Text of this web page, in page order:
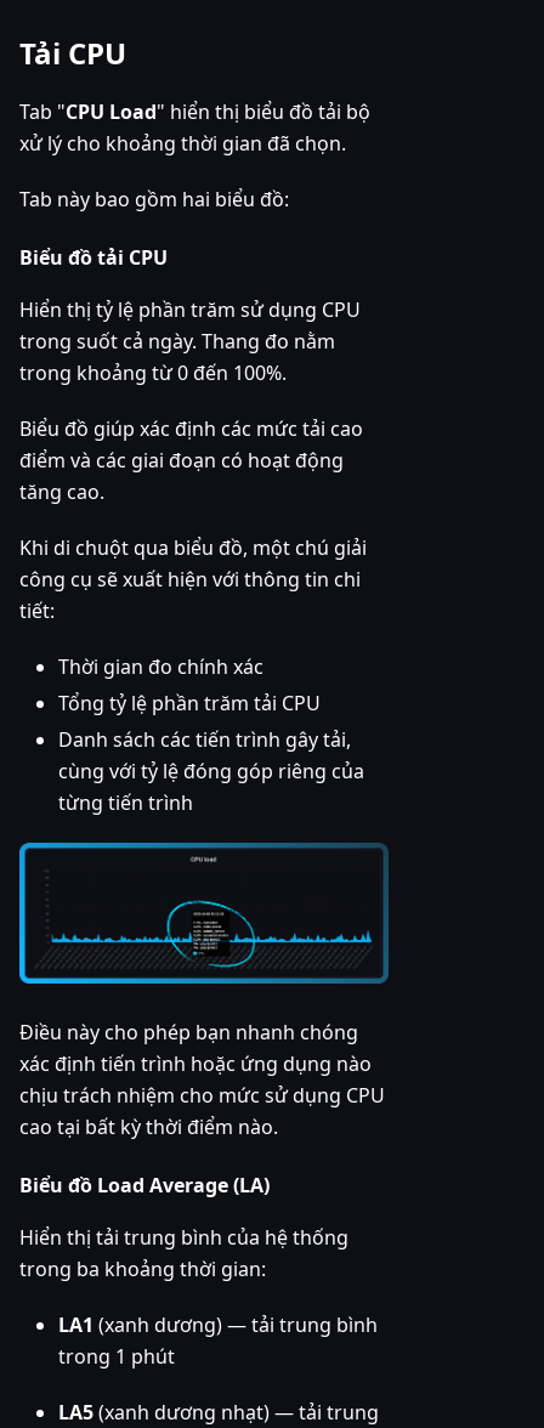
Tải CPU
Tab "CPU Load" hiển thị biểu đồ tải bộ
xử lý cho khoảng thời gian đã chọn.
Tab này bao gồm hai biểu đồ:
Biểu đồ tải CPU
Hiển thị tỷ lệ phần trăm sử dụng CPU
trong suốt cả ngày. Thang đo nằm
trong khoảng từ 0 đến 100%.
Biểu đồ giúp xác định các mức tải cao
điểm và các giai đoạn có hoạt động
tăng cao.
Khi di chuột qua biểu đồ, một chú giải
công cụ sẽ xuất hiện với thông tin chi
tiết:
Thời gian đo chính xác
Tổng tỷ lệ phần trăm tải CPU
Danh sách các tiến trình gây tải,
cùng với tỷ lệ đóng góp riêng của
từng tiến trình
Điều này cho phép bạn nhanh chóng
xác định tiến trình hoặc ứng dụng nào
chịu trách nhiệm cho mức sử dụng CPU
cao tại bất kỳ thời điểm nào.
Biểu đồ Load Average (LA)
Hiển thị tải trung bình của hệ thống
trong ba khoảng thời gian:
LA1 (xanh dương) — tải trung bình
trong 1 phút
LA5(xanh dương nhạt) — tải trung